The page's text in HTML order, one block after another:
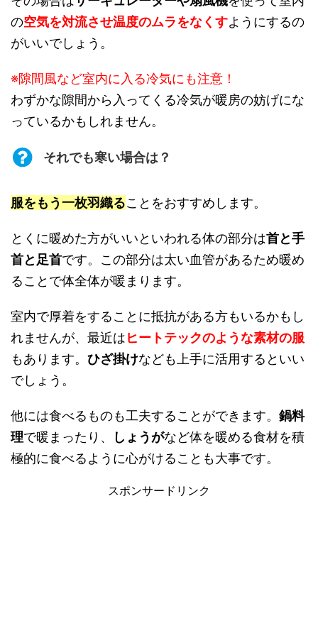
の空気を対流させ温度のムラをなくすようにするの
がいいでしょう。
※隙間風など室内に入る冷気にも注意！
わずかな隙間から入ってくる冷気が暖房の妨げにな
っているかもしれません。
それでも寒い場合は？
服をもう一枚羽織ることをおすすめします。
とくに暖めた方がいいといわれる体の部分は首と手
首と足首です。この部分は太い血管があるため暖め
ることで体全体が暖まります。
室内で厚着をすることに抵抗がある方もいるかもし
れませんが、最近はヒートテックのような素材の服
もあります。 ひざ掛けなども上手に活用するといい
でしょう。
他には食べるものも工夫することができます。 鍋料
理で暖まったり、 しょうがなど体を暖める食材を積
極的に食べるように心がけることも大事です。
スポンサードリンク